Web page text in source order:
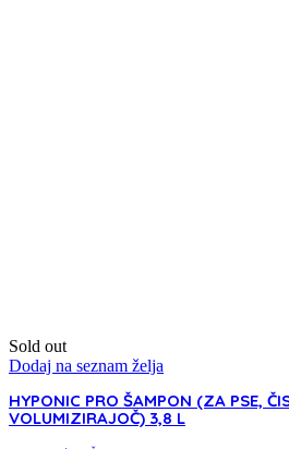
Sold out
Dodaj na seznam želja
HYPONIC PRO ŠAMPON (ZA PSE,
VOLUMIZIRAJOČ) 3,8 L